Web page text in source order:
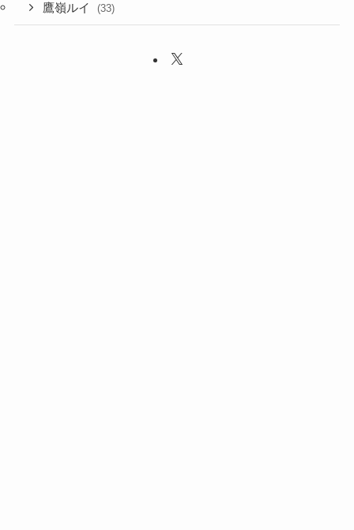
鷹嶺ルイ (33)